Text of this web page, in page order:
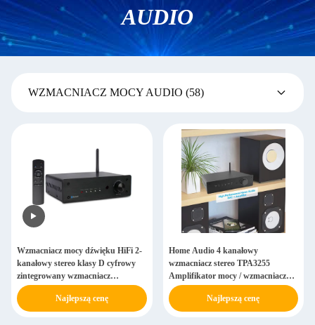
AUDIO
WZMACNIACZ MOCY AUDIO (58)
Wzmacniacz mocy dźwięku HiFi 2-
kanałowy stereo klasy D cyfrowy
zintegrowany wzmacniacz
Bluetooth
Najlepszą cenę
Home Audio 4 kanałowy
wzmacniacz stereo TPA3255
Amplifikator mocy / wzmacniacz
mono klasy D
Najlepszą cenę